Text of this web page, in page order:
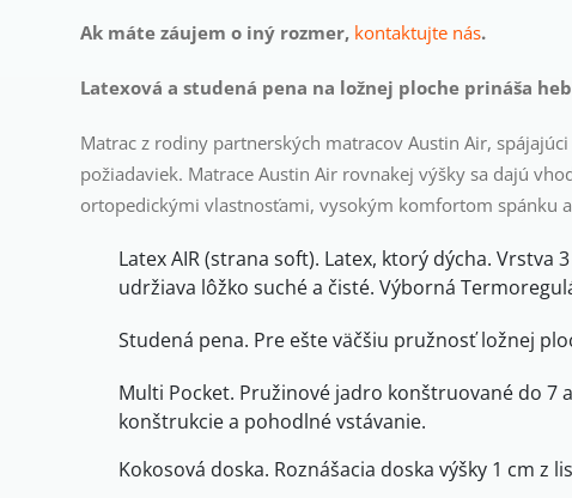
Ak máte záujem o iný rozmer, kontaktujte nás.
Latexová a studená pena na ložnej ploche prináša
Matrac z rodiny partnerských matracov Austin Air,
požiadaviek. Matrace Austin Air rovnakej výšky sa dajú
ortopedickými vlastnosťami, vysokým komfortom spánku
Latex AIR (strana soft). Latex, ktorý dýcha.
udržiava lôžko suché a čisté. Výborná
Studená pena. Pre ešte väčšiu pružnosť ložnej
Multi Pocket. Pružinové jadro konštruované do
konštrukcie a pohodlné vstávanie.
Kokosová doska. Roznášacia doska výšky 1 cm